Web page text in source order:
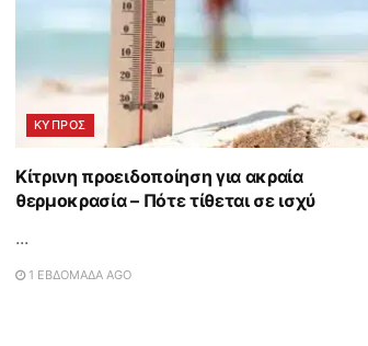
ΚΥΠΡΟΣ
Κίτρινη προειδοποίηση για ακραία
θερμοκρασία – Πότε τίθεται σε ισχύ
...
1 ΕΒΔΟΜΆΔΑ AGO